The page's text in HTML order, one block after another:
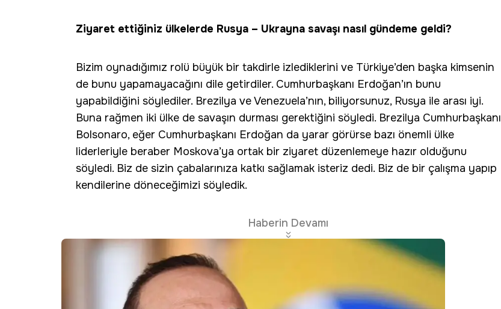
Ziyaret ettiğiniz ülkelerde Rusya – Ukrayna savaşı nasıl gündeme geldi?
Bizim oynadığımız rolü büyük bir takdirle izlediklerini ve Türkiye’den başka kimsenin
de bunu yapamayacağını dile getirdiler. Cumhurbaşkanı Erdoğan’ın bunu
yapabildiğini söylediler. Brezilya ve Venezuela’nın, biliyorsunuz, Rusya ile arası iyi.
Buna rağmen iki ülke de savaşın durması gerektiğini söyledi. Brezilya Cumhurbaşkanı
Bolsonaro, eğer Cumhurbaşkanı Erdoğan da yarar görürse bazı önemli ülke
liderleriyle beraber Moskova’ya ortak bir ziyaret düzenlemeye hazır olduğunu
söyledi. Biz de sizin çabalarınıza katkı sağlamak isteriz dedi. Biz de bir çalışma yapıp
kendilerine döneceğimizi söyledik.
Haberin Devamı